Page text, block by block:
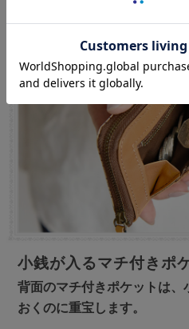
小銭が入るマチ付きポ
背面のマチ付きポケットは、
おくのに重宝します。